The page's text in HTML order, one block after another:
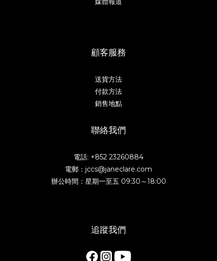
顧客服務
送貨方法
付款方法
銷售地點
聯絡我們
電話: +852 23260884
電郵：jccs@janeclare.com
辦公時間：星期一至五 09:30～18:00
追蹤我們